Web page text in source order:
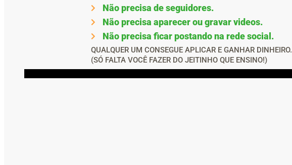
Não precisa de seguidores.
Não precisa aparecer ou gravar videos.
Não precisa ficar postando na rede social.
QUALQUER UM CONSEGUE APLICAR E GANHAR DINHEIRO.
(SÓ FALTA VOCÊ FAZER DO JEITINHO QUE ENSINO!)